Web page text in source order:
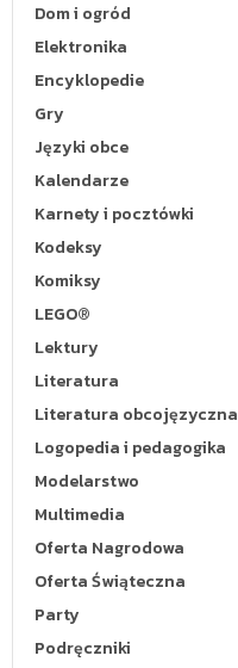
Dom i ogród
Elektronika
Encyklopedie
Gry
Języki obce
Kalendarze
Karnety i pocztówki
Kodeksy
Komiksy
LEGO®
Lektury
Literatura
Literatura obcojęzyczna
Logopedia i pedagogika
Modelarstwo
Multimedia
Oferta Nagrodowa
Oferta Świąteczna
Party
Podręczniki